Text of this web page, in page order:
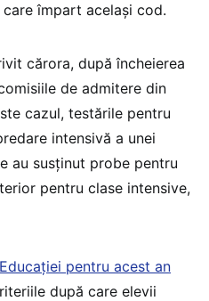
împart același cod.
cărora, după încheierea
de admitere din
cazul, testările pentru
intensivă a unei
au susținut probe pentru
pentru clase intensive,
pentru acest an
după care elevii